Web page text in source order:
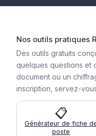
Nos outils pratiques
Des outils gratuits
quelques questions et
document ou un
inscription, servez-
📋
Générateur de fiche
poste